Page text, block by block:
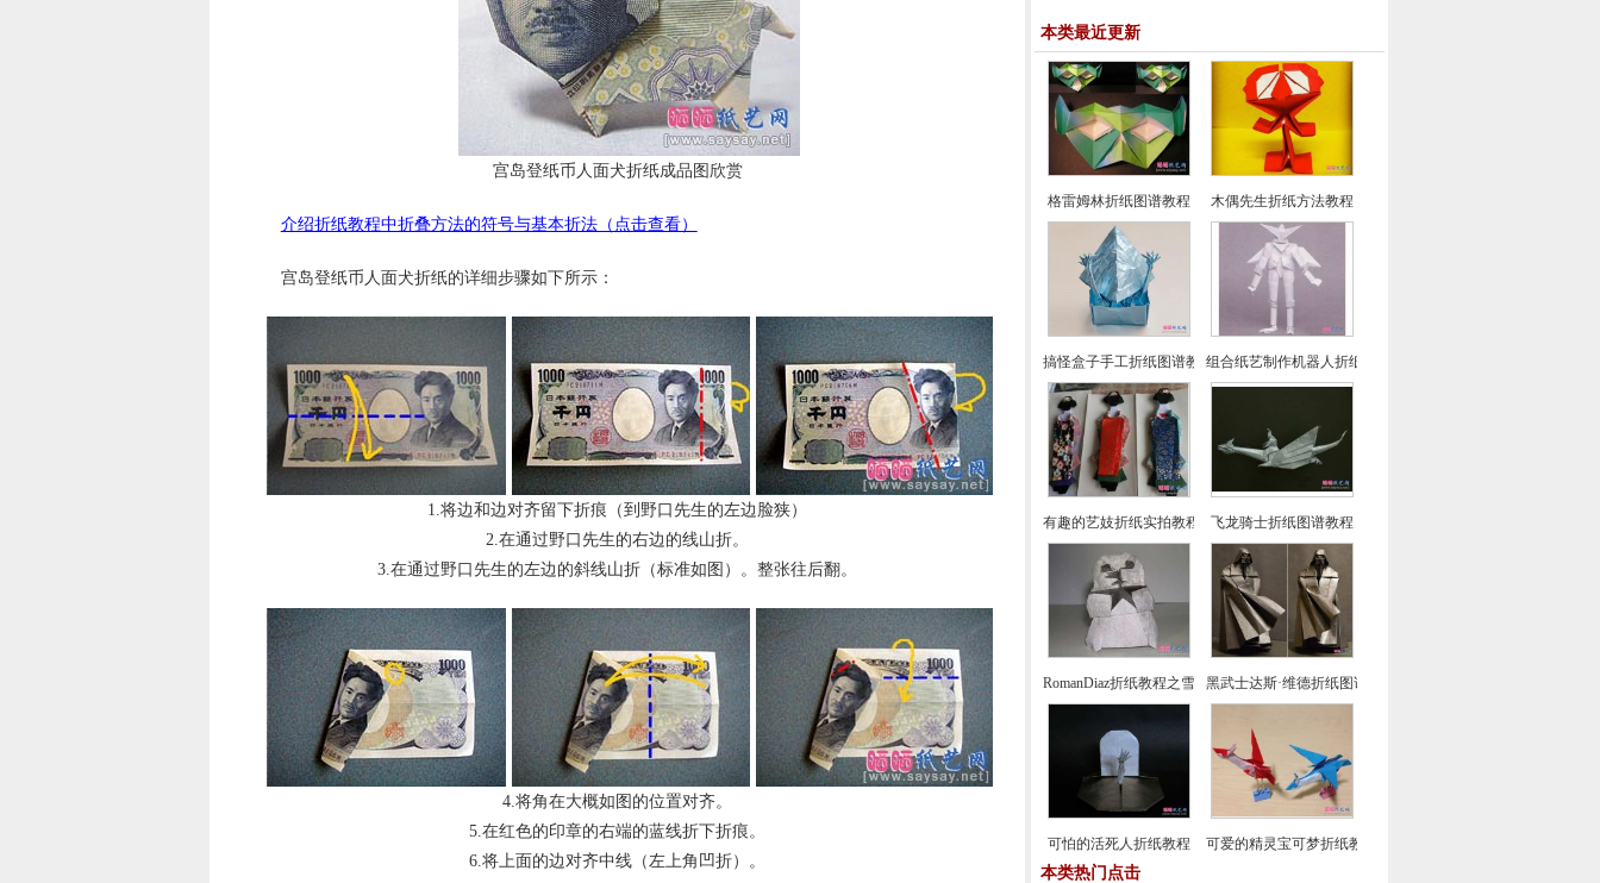
宫岛登纸币人面犬折纸成品图欣赏
介绍折纸教程中折叠方法的符号与基本折法（点击查看）
宫岛登纸币人面犬折纸的详细步骤如下所示：
1.将边和边对齐留下折痕（到野口先生的左边脸狭）
2.在通过野口先生的右边的线山折。
3.在通过野口先生的左边的斜线山折（标准如图）。整张往后翻。
4.将角在大概如图的位置对齐。
5.在红色的印章的右端的蓝线折下折痕。
6.将上面的边对齐中线（左上角凹折）。
本类最近更新
格雷姆林折纸图谱教程 木偶先生折纸方法教程
搞怪盒子手工折纸图谱教程组合纸艺制作机器人折纸图谱教程
有趣的艺妓折纸实拍教程 飞龙骑士折纸图谱教程
RomanDiaz折纸教程之雪人的折法黑武士达斯·维德折纸图谱教程
可怕的活死人折纸教程 可爱的精灵宝可梦折纸教程
本类热门点击